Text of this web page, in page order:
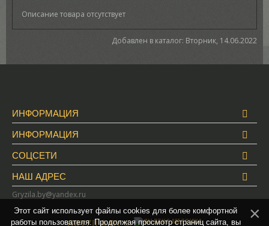
Описание товара отсутствует
Добавлен в каталог: Вторник, 14.06.2022
ИНФОРМАЦИЯ
ИНФОРМАЦИЯ
СОЦСЕТИ
НАШ АДРЕС
Gryzila.by@yandex.ru
Этот сайт использует файлы cookies для более комфортной
работы пользователя. Продолжая просмотр страниц сайта, вы